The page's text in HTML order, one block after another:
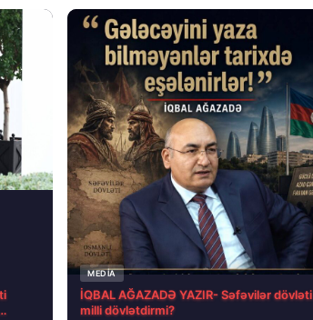
MEDİA
İQBAL AĞAZADƏ YAZIR- Səfəvilər dövləti
milli dövlətdirmi?